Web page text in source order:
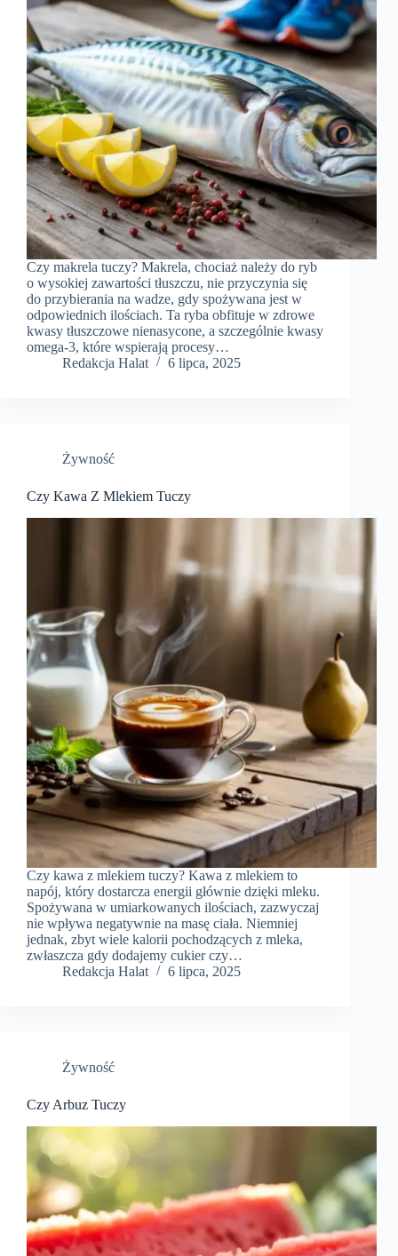
Czy makrela tuczy? Makrela, chociaż należy do ryb
o wysokiej zawartości tłuszczu, nie przyczynia się
do przybierania na wadze, gdy spożywana jest w
odpowiednich ilościach. Ta ryba obfituje w zdrowe
kwasy tłuszczowe nienasycone, a szczególnie kwasy
omega-3, które wspierają procesy…
Redakcja Halat
6 lipca, 2025
Żywność
Czy Kawa Z Mlekiem Tuczy
Czy kawa z mlekiem tuczy? Kawa z mlekiem to
napój, który dostarcza energii głównie dzięki mleku.
Spożywana w umiarkowanych ilościach, zazwyczaj
nie wpływa negatywnie na masę ciała. Niemniej
jednak, zbyt wiele kalorii pochodzących z mleka,
zwłaszcza gdy dodajemy cukier czy…
Redakcja Halat
6 lipca, 2025
Żywność
Czy Arbuz Tuczy